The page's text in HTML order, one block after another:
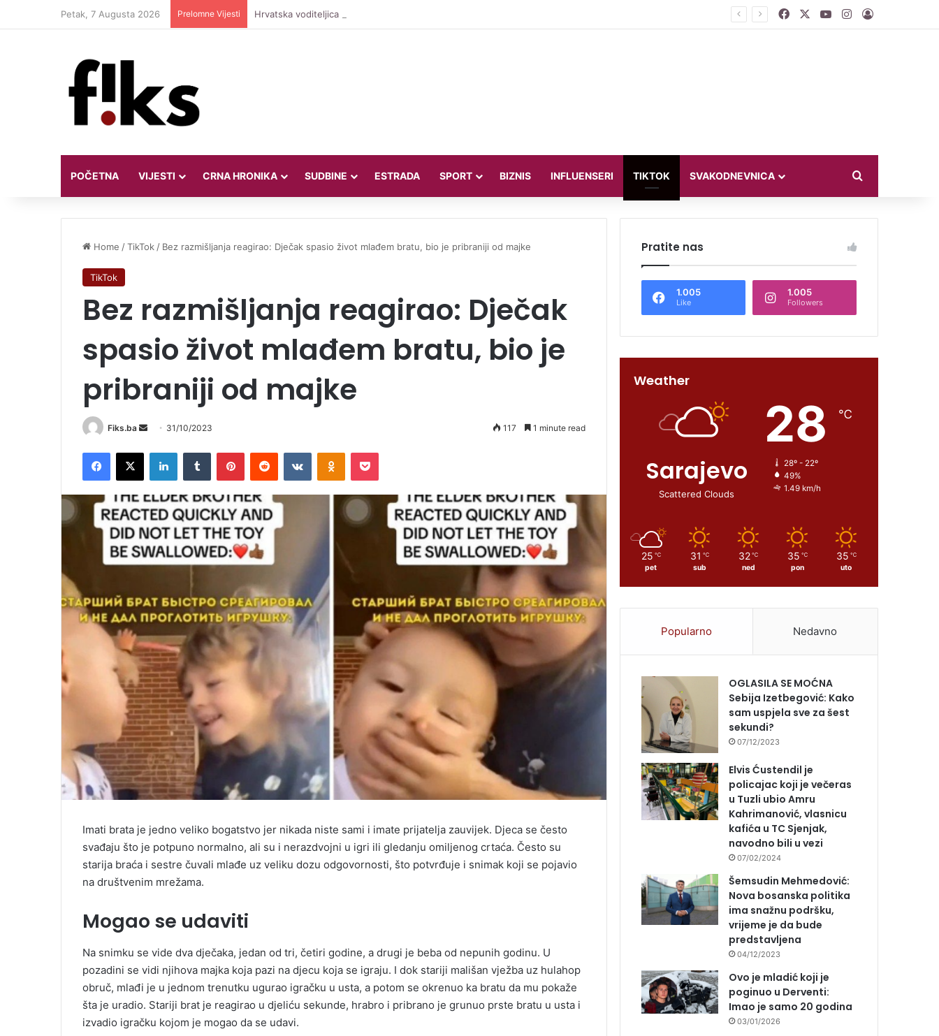
Petak, 7 Augusta 2026 Prelomne Vijesti Hrvatska voditeljica Valentina Miletić koju porede s Dilettom Leotom oduševila pozirajući u bikiniju FacebookYouTubeInstagram
Log In
POČETNA VIJESTI CRNA HRONIKA SUDBINE ESTRADA SPORT BIZNIS INFLUENSERI TIKTOK SVAKODNEVNICA
Home /TikTok / Bez razmišljanja reagirao: Dječak spasio život mlađem bratu, bio je pribraniji od majke
TikTok
Bez razmišljanja reagirao: Dječak
spasio život mlađem bratu, bio je
pribraniji od majke
Fiks.ba
Send
email
31/10/2023 117 1 minute read
Facebook
X LinkedInTumblr PinterestReddit VKontakteOdnoklassniki
Pocket
Imati brata je jedno veliko bogatstvo jer nikada niste sami i imate prijatelja zauvijek. Djeca se često
svađaju što je potpuno normalno, ali su i nerazdvojni u igri ili gledanju omiljenog crtaća. Često su
starija braća i sestre čuvali mlađe uz veliku dozu odgovornosti, što potvrđuje i snimak koji se pojavio
na društvenim mrežama.
Mogao se udaviti
Na snimku se vide dva dječaka, jedan od tri, četiri godine, a drugi je beba od nepunih godinu. U
pozadini se vidi njihova majka koja pazi na djecu koja se igraju. I dok stariji mališan vježba uz hulahop
obruč, mlađi je u jednom trenutku ugurao igračku u usta, a potom se okrenuo ka bratu da mu pokaže
šta je uradio. Stariji brat je reagirao u djeliću sekunde, hrabro i pribrano je grunuo prste bratu u usta i
izvadio igračku kojom je mogao da se udavi.
Pratite nas
1.005
Like
1.005
Followers
Weather
Sarajevo
Scattered Clouds
28 ℃
28º - 22º
49%
1.49 km/h
25 ℃
pet
31 ℃
sub
32 ℃
ned
35 ℃
pon
35 ℃
uto
Popularno Nedavno
OGLASILA SE MOĆNA
Sebija Izetbegović: Kako
sam uspjela sve za šest
sekundi?
07/12/2023
Elvis Ćustendil je
policajac koji je večeras
u Tuzli ubio Amru
Kahrimanović, vlasnicu
kafića u TC Sjenjak,
navodno bili u vezi
07/02/2024
Šemsudin Mehmedović:
Nova bosanska politika
ima snažnu podršku,
vrijeme je da bude
predstavljena
04/12/2023
Ovo je mladić koji je
poginuo u Derventi:
Imao je samo 20 godina
03/01/2026